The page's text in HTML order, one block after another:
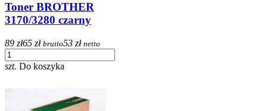
Toner BROTHER
3170/3280 czarny
89 zł65 zł brutto53 zł netto
szt. Do koszyka